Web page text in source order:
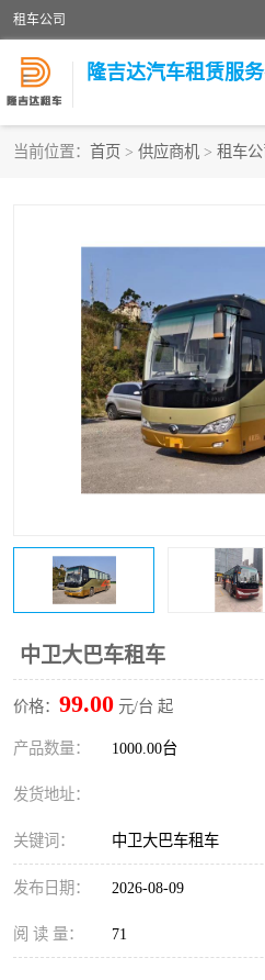
租车公司
隆吉达汽车租赁服
当前位置： 首页 > 供应商机 > 租车公
中卫大巴车租车
价格： 99.00 元/台 起
产品数量： 1000.00台
发货地址：
关键词： 中卫大巴车租车
发布日期： 2026-08-09
阅 读 量： 71
大巴车